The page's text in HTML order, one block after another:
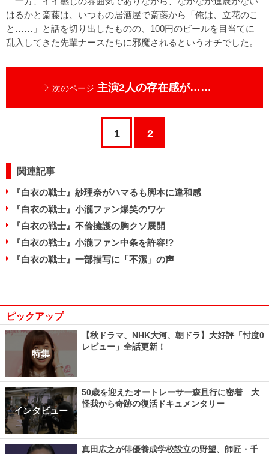
はるかと斎藤は、いつもの居酒屋で斎藤から「俺は、立花のこ
と……」と話を切り出したものの、100円のビールを目当てに
乱入してきた先輩ナースたちに邪魔されるというオチでした。
次のページ 主演2人の存在感が……
1 2
関連記事
『白衣の戦士』紗理奈がハマるも脚本に違和感
『白衣の戦士』小瀧ファン爆笑のワケ
『白衣の戦士』不倫擁護の胸クソ展開
『白衣の戦士』小瀧ファン中条を許容!?
『白衣の戦士』一部描写に「不潔」の声
ピックアップ
特集
【秋ドラマ、NHK大河、朝ドラ】大好評「忖度0
レビュー」全話更新！
インタビュー
50歳を迎えたオートレーサー森且行に密着 大
怪我から奇跡の復活ドキュメンタリー
真田広之が俳優養成学校設立の野望、師匠・千